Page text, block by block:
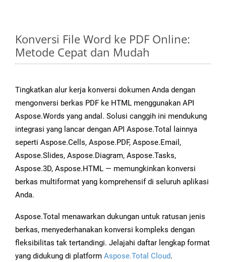
Konversi File Word ke PDF Online:
Metode Cepat dan Mudah
Tingkatkan alur kerja konversi dokumen Anda dengan
mengonversi berkas PDF ke HTML menggunakan API
Aspose.Words yang andal. Solusi canggih ini mendukung
integrasi yang lancar dengan API Aspose.Total lainnya
seperti Aspose.Cells, Aspose.PDF, Aspose.Email,
Aspose.Slides, Aspose.Diagram, Aspose.Tasks,
Aspose.3D, Aspose.HTML — memungkinkan konversi
berkas multiformat yang komprehensif di seluruh aplikasi
Anda.
Aspose.Total menawarkan dukungan untuk ratusan jenis
berkas, menyederhanakan konversi kompleks dengan
fleksibilitas tak tertandingi. Jelajahi daftar lengkap format
yang didukung di platform Aspose.Total Cloud.